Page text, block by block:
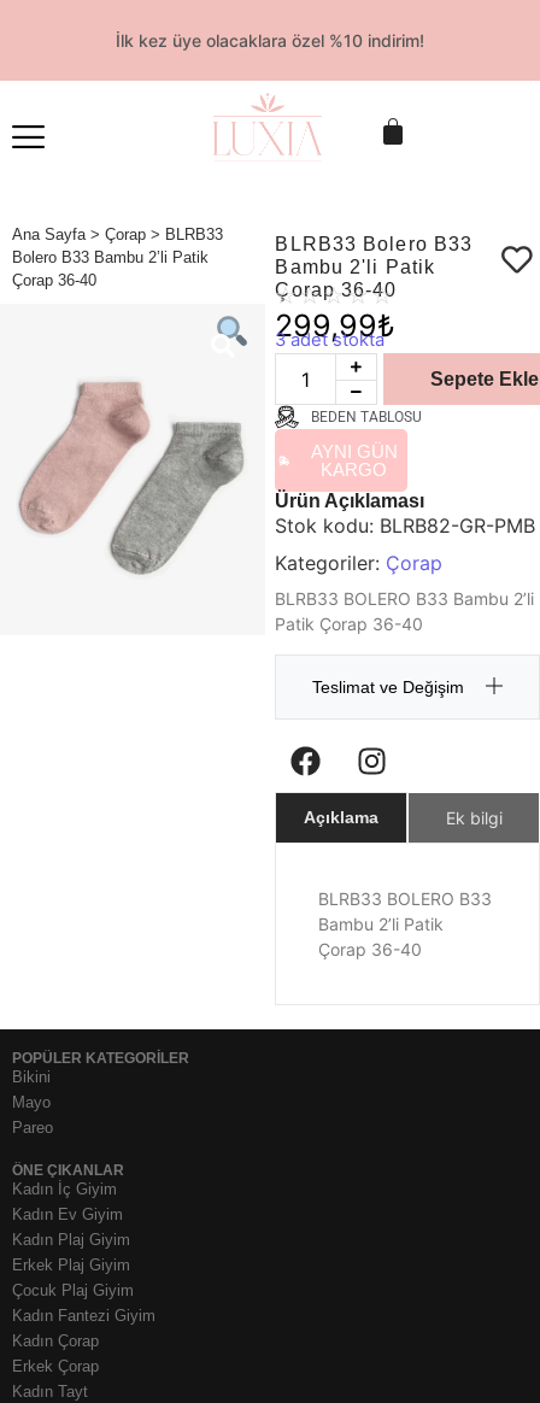
İlk kez üye olacaklara özel %10 indirim!
Ana Sayfa > Çorap > BLRB33
Bolero B33 Bambu 2’li Patik
Çorap 36-40
BLRB33 Bolero B33
Bambu 2'li Patik
Çorap 36-40
☆☆☆☆☆
299,99₺
3 adet stokta
Sepete Ekle
BEDEN TABLOSU
AYNI GÜN
KARGO
Ürün Açıklaması
Stok kodu: BLRB82-GR-PMB
Kategoriler: Çorap
BLRB33 BOLERO B33 Bambu 2’li
Patik Çorap 36-40
Teslimat ve Değişim
Açıklama Ek bilgi
BLRB33 BOLERO B33
Bambu 2’li Patik
Çorap 36-40
POPÜLER KATEGORİLER
Bikini
Mayo
Pareo
ÖNE ÇIKANLAR
Kadın İç Giyim
Kadın Ev Giyim
Kadın Plaj Giyim
Erkek Plaj Giyim
Çocuk Plaj Giyim
Kadın Fantezi Giyim
Kadın Çorap
Erkek Çorap
Kadın Tayt